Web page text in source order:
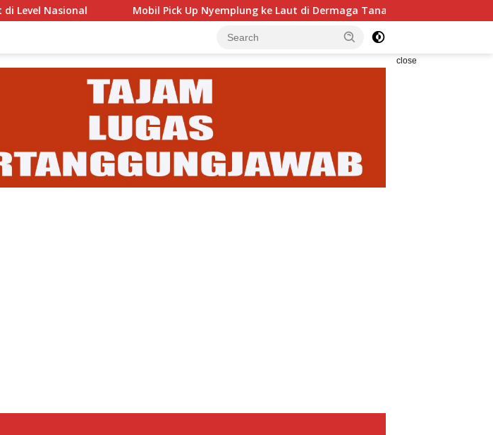
Mobil Pick Up Nyemplung ke Laut di Dermaga Tanah Ampo, Dua Orang Alami Luka Serius
close